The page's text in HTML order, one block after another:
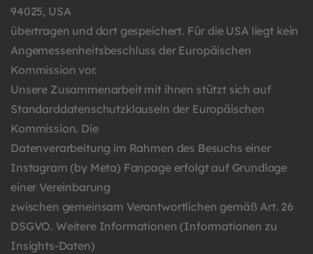
94025, USA
übertragen und dort gespeichert. Für die USA liegt kein
Angemessenheitsbeschluss der Europäischen
Kommission vor.
Unsere Zusammenarbeit mit ihnen stützt sich auf
Standarddatenschutzklauseln der Europäischen
Kommission. Die
Datenverarbeitung im Rahmen des Besuchs einer
Instagram (by Meta) Fanpage erfolgt auf Grundlage
einer Vereinbarung
zwischen gemeinsam Verantwortlichen gemäß Art. 26
DSGVO. Weitere Informationen (Informationen zu
Insights-Daten)